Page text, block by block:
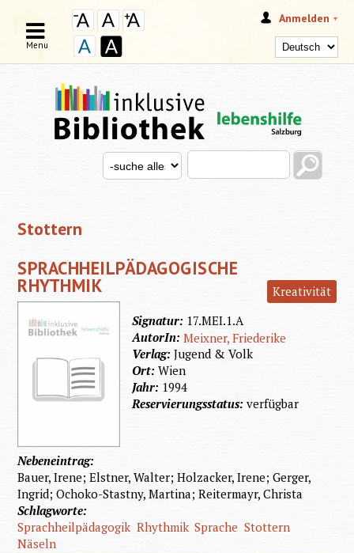
Anmelden
SUCHFORMULAR
Search this site
Search for
Menu
Stottern
SPRACHHEILPÄDAGOGISCHE
RHYTHMIK
Kreativität
Signatur: 17.MEI.1.A
AutorIn:Meixner, Friederike
Verlag:Jugend & Volk
Ort:Wien
Jahr: 1994
Reservierungsstatus:verfügbar
Nebeneintrag:
Bauer, Irene; Elstner, Walter; Holzacker, Irene; Gerger,
Ingrid; Ochoko-Stastny, Martina; Reitermayr, Christa
Schlagworte:
Sprachheilpädagogik Rhythmik Sprache Stottern
Näseln